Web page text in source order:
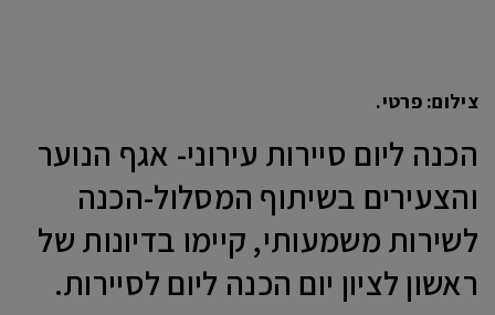
צילום: פרטי.
הכנה ליום סיירות עירוני- אגף הנוער
והצעירים בשיתוף המסלול-הכנה
לשירות משמעותי, קיימו בדיונות של
ראשון לציון יום הכנה ליום לסיירות.